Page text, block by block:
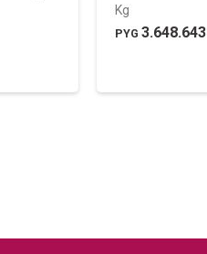
Kg
PYG 3.648.643